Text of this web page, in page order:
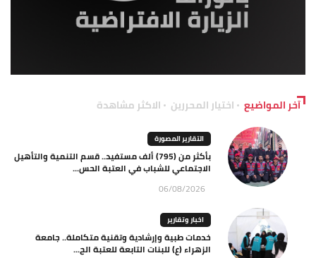
آخر المواضيع اختيار المحررين الاكثر مشاهدة
التقارير المصورة
بأكثر من (795) ألف مستفيد.. قسم التنمية والتأهيل
الاجتماعي للشباب في العتبة الحس...
06/08/2026
اخبار وتقارير
خدمات طبية وإرشادية وتقنية متكاملة.. جامعة
الزهراء (ع) للبنات التابعة للعتبة الح...